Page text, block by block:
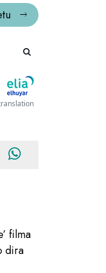
filma
dira